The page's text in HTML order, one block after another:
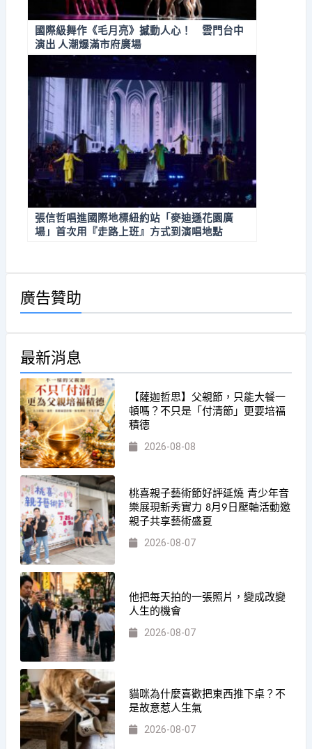
國際級舞作《毛月亮》撼動人心！ 雲門台中
演出 人潮爆滿市府廣場
張信哲唱進國際地標紐約站「麥迪遜花園廣
場」首次用『走路上班』方式到演唱地點
廣告贊助
最新消息
【薩迦哲思】父親節，只能大餐一
頓嗎？不只是「付清節」更要培福
積德
2026-08-08
桃喜親子藝術節好評延燒 青少年音
樂展現新秀實力 8月9日壓軸活動邀
親子共享藝術盛夏
2026-08-07
他把每天拍的一張照片，變成改變
人生的機會
2026-08-07
貓咪為什麼喜歡把東西推下桌？不
是故意惹人生氣
2026-08-07